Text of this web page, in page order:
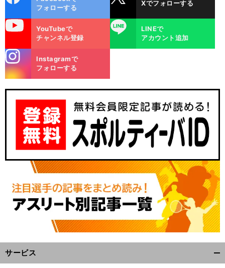
DH
前
へ
ok
フォローする
Xでフォローする
YouTubeで
チャンネル登録
LINE
LINEで
アカウント追加
m
Instagramで
フォローする
サービス